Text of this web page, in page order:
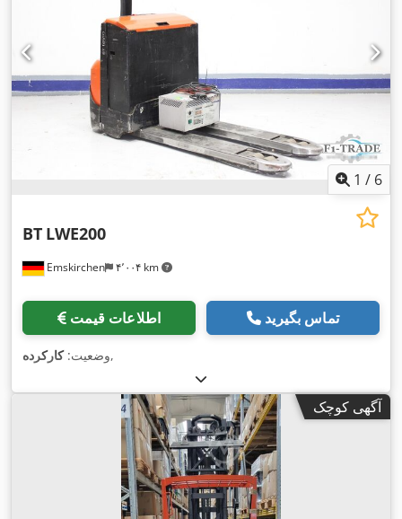
1 / 6
Emskirchen ۴٬۰۰۴ km
BT LWE200
اطلاعات قیمت تماس بگیرید
وضعیت:کارکرده ,
آگهی کوچک